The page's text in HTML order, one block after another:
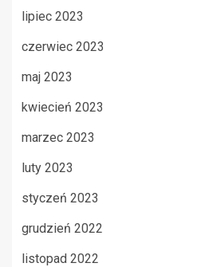
lipiec 2023
czerwiec 2023
maj 2023
kwiecień 2023
marzec 2023
luty 2023
styczeń 2023
grudzień 2022
listopad 2022